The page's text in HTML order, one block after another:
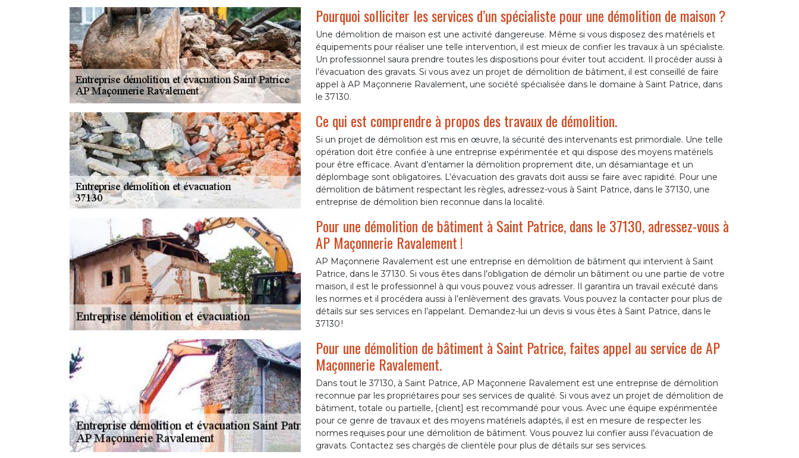
Pourquoi solliciter les services d’un spécialiste pour une démolition de maison ?
Une démolition de maison est une activité dangereuse. Même si vous disposez des matériels et
équipements pour réaliser une telle intervention, il est mieux de confier les travaux à un spécialiste.
Un professionnel saura prendre toutes les dispositions pour éviter tout accident. Il procéder aussi à
l’évacuation des gravats. Si vous avez un projet de démolition de bâtiment, il est conseillé de faire
appel à AP Maçonnerie Ravalement, une société spécialisée dans le domaine à Saint Patrice, dans
le 37130.
Ce qui est comprendre à propos des travaux de démolition.
Si un projet de démolition est mis en œuvre, la sécurité des intervenants est primordiale. Une telle
opération doit être confiée à une entreprise expérimentée et qui dispose des moyens matériels
pour être efficace. Avant d’entamer la démolition proprement dite, un désamiantage et un
déplombage sont obligatoires. L’évacuation des gravats doit aussi se faire avec rapidité. Pour une
démolition de bâtiment respectant les règles, adressez-vous à Saint Patrice, dans le 37130, une
entreprise de démolition bien reconnue dans la localité.
Pour une démolition de bâtiment à Saint Patrice, dans le 37130, adressez-vous à
AP Maçonnerie Ravalement !
AP Maçonnerie Ravalement est une entreprise en démolition de bâtiment qui intervient à Saint
Patrice, dans le 37130. Si vous êtes dans l’obligation de démolir un bâtiment ou une partie de votre
maison, il est le professionnel à qui vous pouvez vous adresser. Il garantira un travail exécuté dans
les normes et il procédera aussi à l’enlèvement des gravats. Vous pouvez la contacter pour plus de
détails sur ses services en l’appelant. Demandez-lui un devis si vous êtes à Saint Patrice, dans le
37130 !
Pour une démolition de bâtiment à Saint Patrice, faites appel au service de AP
Maçonnerie Ravalement.
Dans tout le 37130, à Saint Patrice, AP Maçonnerie Ravalement est une entreprise de démolition
reconnue par les propriétaires pour ses services de qualité. Si vous avez un projet de démolition de
bâtiment, totale ou partielle, {client] est recommandé pour vous. Avec une équipe expérimentée
pour ce genre de travaux et des moyens matériels adaptés, il est en mesure de respecter les
normes requises pour une démolition de bâtiment. Vous pouvez lui confier aussi l’évacuation de
gravats. Contactez ses chargés de clientèle pour plus de détails sur ses services.